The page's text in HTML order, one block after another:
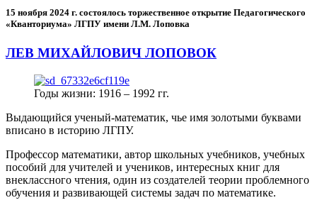
15 ноября 2024 г. состоялось торжественное открытие Педагогического
«Кванториума» ЛГПУ имени Л.М. Лоповка
ЛЕВ МИХАЙЛОВИЧ ЛОПОВОК
Годы жизни: 1916 – 1992 гг.
Выдающийся ученый-математик, чье имя золотыми буквами
вписано в историю ЛГПУ.
Профессор математики, автор школьных учебников, учебных
пособий для учителей и учеников, интересных книг для
внеклассного чтения, один из создателей теории проблемного
обучения и развивающей системы задач по математике.